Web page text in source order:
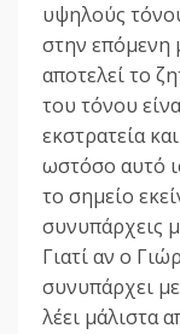
υψηλούς
στην επόμενη
αποτελεί το
του τόνου
εκστρατεία
ωστόσο αυτό
το σημείο
συνυπάρχεις
Γιατί αν ο
συνυπάρχει
λέει μάλιστα